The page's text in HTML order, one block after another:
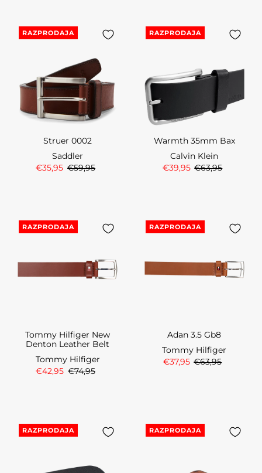
RAZPRODAJA
Struer 0002
Saddler
€35,95 €59,95
RAZPRODAJA
Warmth 35mm Bax
Calvin Klein
€39,95 €63,95
RAZPRODAJA
Tommy Hilfiger New
Denton Leather Belt
Tommy Hilfiger
€42,95 €74,95
RAZPRODAJA
Adan 3.5 Gb8
Tommy Hilfiger
€37,95 €63,95
RAZPRODAJA RAZPRODAJA